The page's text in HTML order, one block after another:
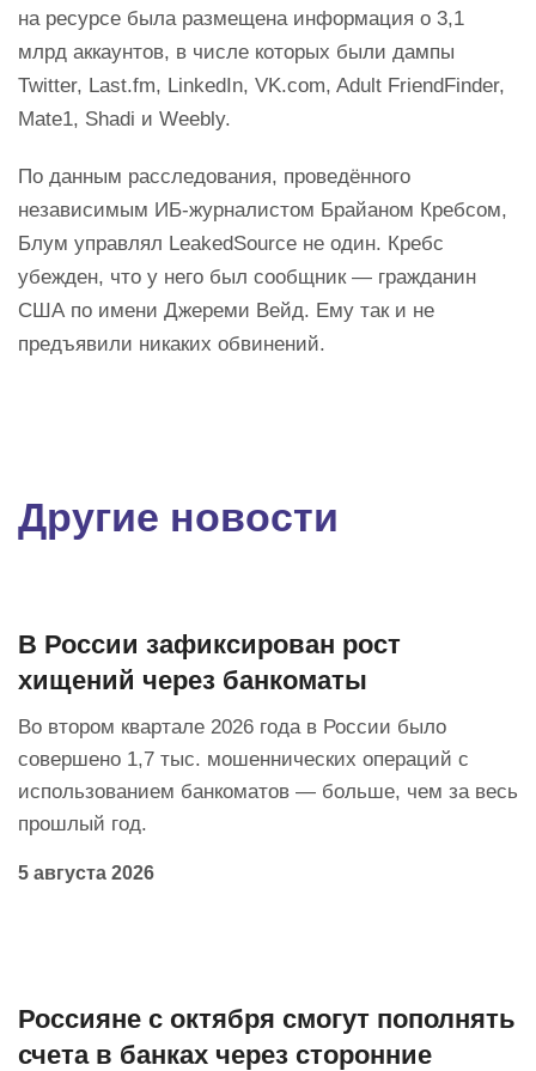
на ресурсе была размещена информация о 3,1
млрд аккаунтов, в числе которых были дампы
Twitter, Last.fm, LinkedIn, VK.com, Adult FriendFinder,
Mate1, Shadi и Weebly.
По данным расследования, проведённого
независимым ИБ-журналистом Брайаном Кребсом,
Блум управлял LeakedSource не один. Кребс
убежден, что у него был сообщник — гражданин
США по имени Джереми Вейд. Ему так и не
предъявили никаких обвинений.
Другие новости
В России зафиксирован рост
хищений через банкоматы
Во втором квартале 2026 года в России было
совершено 1,7 тыс. мошеннических операций с
использованием банкоматов — больше, чем за весь
прошлый год.
5 августа 2026
Россияне с октября смогут пополнять
счета в банках через сторонние